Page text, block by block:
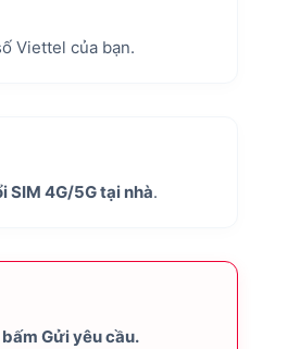
Viettel của bạn.
SIM 4G/5G tại nhà.
Gửi yêu cầu.